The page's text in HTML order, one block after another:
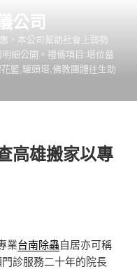
公司
，本公司幫助社會上弱勢
細公開。禮儀項目:塔位墓
籃,罐頭塔,佛教團體往生助
高雄搬家以專
業台南除蟲自居亦可稱
診服務二十年的院長